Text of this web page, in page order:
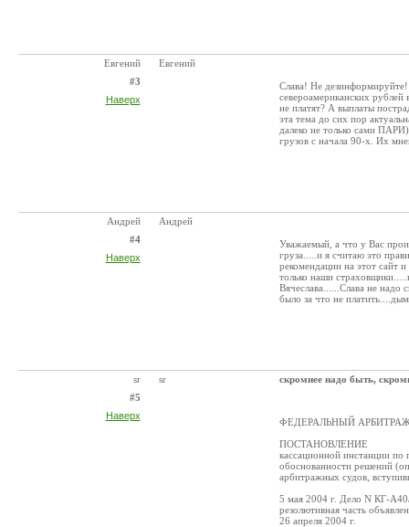
Евгений
#3
Наверх
Евгений
Слава! Не
североамериканских
не платят? А выплаты
эта тема до сих пор
далеко не только сами
грузов с начала 90-х. Их
Андрей
#4
Наверх
Андрей
Уважаемый, а что у Вас
груза.....и я считаю это
рекомендации на этот сайт
только наши
Вячеслава......Слава не надо
было за что не
sr
#5
Наверх
sr скромнее надо быть,
ФЕДЕРАЛЬНЫЙ
ПОСТАНОВЛЕНИЕ
кассационной инстанции по
обоснованности решений
арбитражных судов,
5 мая 2004 г. Дело N КГ-
резолютивная часть
26 апреля 2004 г.